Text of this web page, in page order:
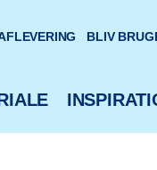
BLIV